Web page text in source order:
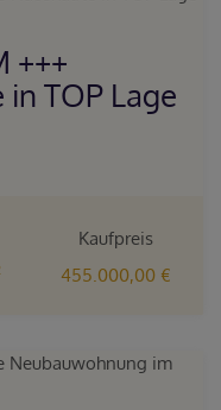
+++
TOP Lage
Kaufpreis
455.000,00 €